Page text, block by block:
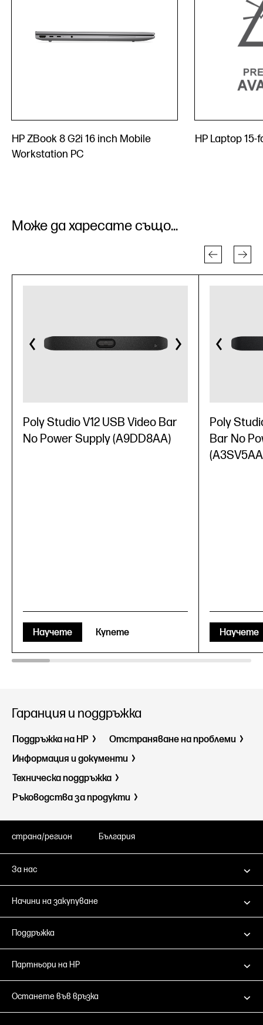
HP ZBook 8 G2i 16 inch Mobile
Workstation PC
HP Laptop
Може да харесате също...
Poly Studio V12 USB Video Bar
No Power Supply (A9DD8AA)
Научете Купете
Poly
Bar No
Научете
Гаранция и поддръжка
Поддръжка на HP
Отстраняване на проблеми
Информация и документи
Техническа поддръжка
Ръководства за продукти
страна/регион България
За нас
Начини на закупуване
Поддръжка
Партньори на HP
Останете във връзка